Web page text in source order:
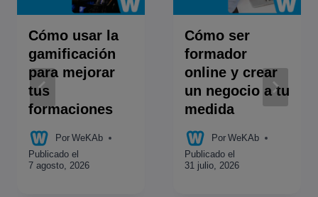
Cómo usar la
gamificación
para mejorar
tus
formaciones
Por WeKAb
Publicado el
7 agosto, 2026
Cómo ser
formador
online y crear
un negocio a tu
medida
Por WeKAb
Publicado el
31 julio, 2026